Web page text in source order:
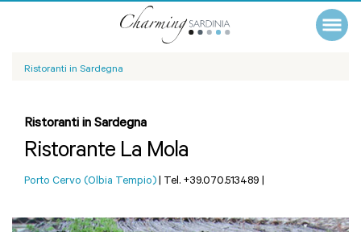
Ristoranti in Sardegna
Ristoranti in Sardegna
Ristorante La Mola
Porto Cervo (Olbia Tempio) | Tel. +39.070.513489 |